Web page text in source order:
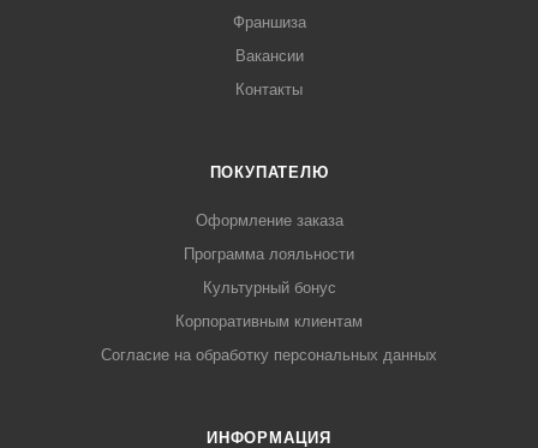
Франшиза
Вакансии
Контакты
ПОКУПАТЕЛЮ
Оформление заказа
Программа лояльности
Культурный бонус
Корпоративным клиентам
Согласие на обработку персональных данных
ИНФОРМАЦИЯ